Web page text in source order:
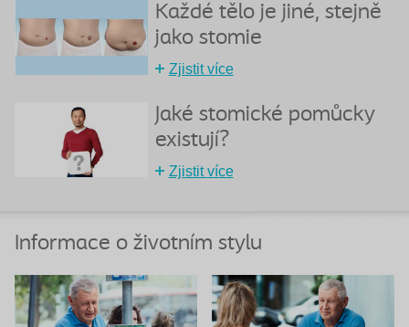
Každé tělo je jiné, stejně
jako stomie
Zjistit více
Jaké stomické pomůcky
existují?
Zjistit více
Informace o životním stylu